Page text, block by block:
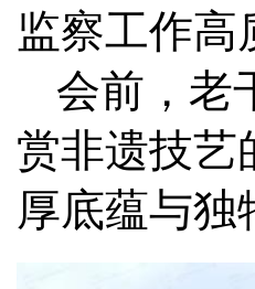
监察工作高
会前，老
赏非遗技艺
厚底蕴与独